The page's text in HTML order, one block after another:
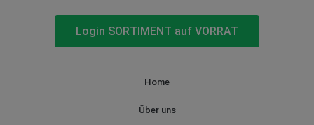
Login SORTIMENT auf VORRAT
Home
Über uns